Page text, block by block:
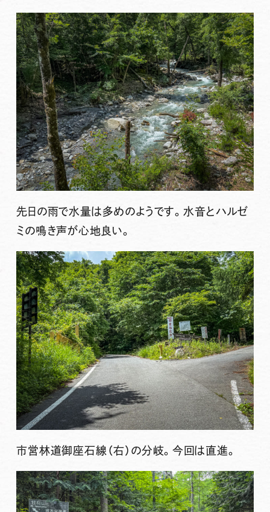
先日の雨で水量は多めのようです。水音とハルゼ
ミの鳴き声が心地良い。
市営林道御座石線（右）の分岐。今回は直進。